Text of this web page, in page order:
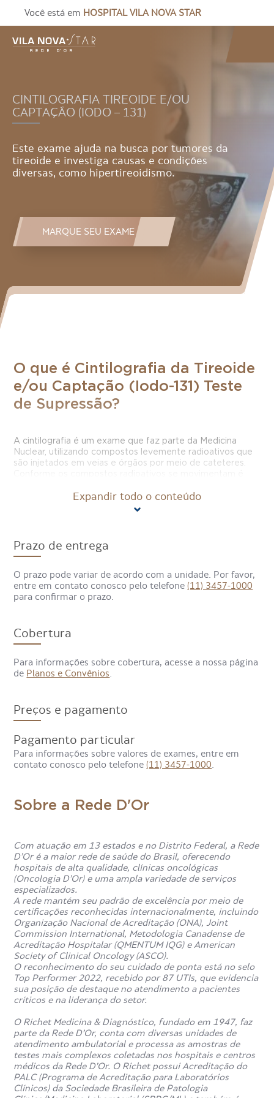
Você está em HOSPITAL VILA NOVA STAR
CINTILOGRAFIA TIREOIDE E/OU
CAPTAÇÃO (IODO – 131)
Este exame ajuda na busca por tumores da
tireoide e investiga causas e condições
diversas, como hipertireoidismo.
MARQUE SEU EXAME
O que é Cintilografia da Tireoide
e/ou Captação (Iodo-131) Teste
de Supressão?
A cintilografia é um exame que faz parte da Medicina
Nuclear, utilizando compostos levemente radioativos que
são injetados em veias e órgãos por meio de cateteres.
correto e preciso.
químico Iodo – o Iodo 131 – e, além da captação das
imagens da tireoide, em etapa anterior, é administrado
pela tireoide, que permite realizar o teste de supressão.
Assim, o exame ajuda na busca por tumores da tireoide e
elemento permanece no corpo, bem como a qualidade
das imagens durante a captação.
Como é feito o exame
Cintilografia da Tireoide e/ou
Captação (Iodo-131) Teste de
Supressão?
Captação (Iodo 131) Teste de Supressão, o paciente toma
No dia do exame, o paciente ingere o medicamento a
base de Iodo com um canudo.
Cerca de duas horas após a ingestão, é encaminhado a
uma máquina similar à de Raios X, que capta imagens da
tireoide, e, dependendo dos pontos onde o medicamento
se concentrou, é necessário retornar à clínica, no dia
seguinte, para captar novas imagens da tireoide, em busca
do diagnóstico preciso e correto.
Como o Iodo 131 dura um pouco mais no organismo, é
possível voltar outras vezes, além do dia seguinte, para a
Cintilografia de Tireoide e/ou Captação (Iodo 131) Teste
Para que serve o Exame
Cintilografia da Tireoide e/ou
Captação (Iodo-131) Teste de
Expandir todo o conteúdo
Prazo de entrega
O prazo pode variar de acordo com a unidade. Por favor,
entre em contato conosco pelo telefone(11) 3457-1000
para confirmar o prazo.
Cobertura
Para informações sobre cobertura, acesse a nossa página
de Planos e Convênios
Preços e pagamento
Pagamento particular
Para informações sobre valores de exames, entre em
contato conosco pelo telefone(11) 3457-1000
Sobre a Rede D'Or
Com atuação em 13 estados e no Distrito Federal, a Rede
D’Or é a maior rede de saúde do Brasil, oferecendo
hospitais de alta qualidade, clínicas oncológicas
(Oncologia D’Or) e uma ampla variedade de serviços
especializados.
A rede mantém seu padrão de excelência por meio de
certificações reconhecidas internacionalmente, incluindo
Organização Nacional de Acreditação (ONA), Joint
Commission International, Metodologia Canadense de
Acreditação Hospitalar (QMENTUM IQG) e American
Society of Clinical Oncology (ASCO).
O reconhecimento do seu cuidado de ponta está no selo
Top Performer 2022, recebido por 87 UTIs, que evidencia
sua posição de destaque no atendimento a pacientes
críticos e na liderança do setor.
O Richet Medicina & Diagnóstico, fundado em 1947, faz
parte da Rede D’Or, conta com diversas unidades de
atendimento ambulatorial e processa as amostras de
testes mais complexos coletadas nos hospitais e centros
médicos da Rede D’Or. O Richet possui Acreditação do
PALC (Programa de Acreditação para Laboratórios
Clínicos) da Sociedade Brasileira de Patologia